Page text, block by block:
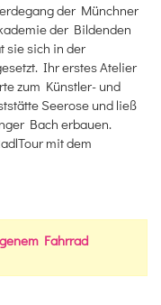
der Münchner
der Bildenden
sie sich in der
Ihr erstes Atelier
zum Künstler- und
Seerose und ließ
Bach erbauen.
mit dem
Fahrrad